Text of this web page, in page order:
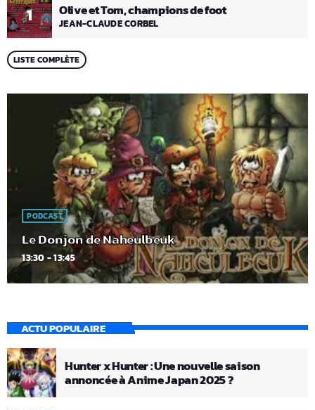
1 Olive et Tom, champions de foot
JEAN-CLAUDE CORBEL
LISTE COMPLÈTE
PODCAST
Le Donjon de Naheulbeuk
13:30 - 13:45
ACTU POPULAIRE
Hunter x Hunter : Une nouvelle saison
annoncée à Anime Japan 2025 ?